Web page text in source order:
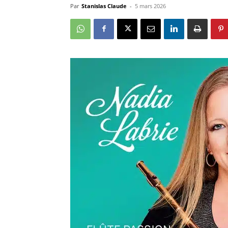
Par Stanislas Claude - 5 mars 2026